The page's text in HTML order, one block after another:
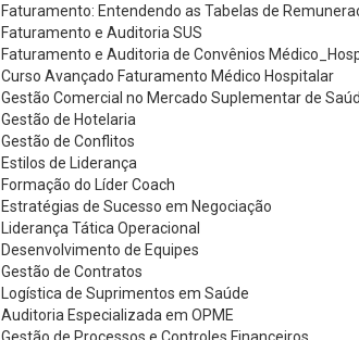
Faturamento: Entendendo as Tabelas de
Faturamento e Auditoria SUS
Faturamento e Auditoria de Convênios
Curso Avançado Faturamento Médico Hospitalar
Gestão Comercial no Mercado Suplementar de
Gestão de Hotelaria
Gestão de Conflitos
Estilos de Liderança
Formação do Líder Coach
Estratégias de Sucesso em Negociação
Liderança Tática Operacional
Desenvolvimento de Equipes
Gestão de Contratos
Logística de Suprimentos em Saúde
Auditoria Especializada em OPME
Gestão de Processos e Controles Financeiros